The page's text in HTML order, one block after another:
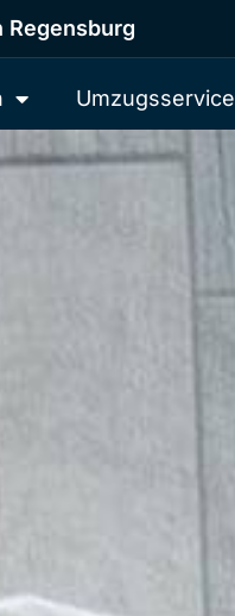
Regensburg
Umzugsservice